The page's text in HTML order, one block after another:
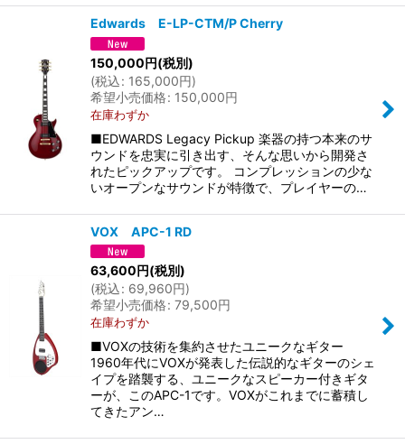
Edwards E-LP-CTM/P Cherry
150,000円(税別)
(税込: 165,000円)
希望小売価格: 150,000円
在庫わずか
■EDWARDS Legacy Pickup 楽器の持つ本来のサ
ウンドを忠実に引き出す、そんな思いから開発さ
れたピックアップです。 コンプレッションの少な
いオープンなサウンドが特徴で、プレイヤーの…
VOX APC-1 RD
63,600円(税別)
(税込: 69,960円)
希望小売価格: 79,500円
在庫わずか
■VOXの技術を集約させたユニークなギター
1960年代にVOXが発表した伝説的なギターのシェ
イプを踏襲する、ユニークなスピーカー付きギタ
ーが、このAPC-1です。VOXがこれまでに蓄積し
てきたアン…